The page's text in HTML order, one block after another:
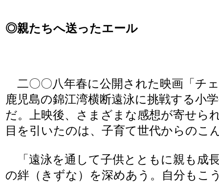
◎親たちへ送ったエール
二〇〇八年春に公開された映画「チ
鹿児島の錦江湾横断遠泳に挑戦する小
だ。上映後、さまざまな感想が寄せら
目を引いたのは、子育て世代からのこ
「遠泳を通して子供とともに親も成
の絆（きずな）を深めあう。自分もこ